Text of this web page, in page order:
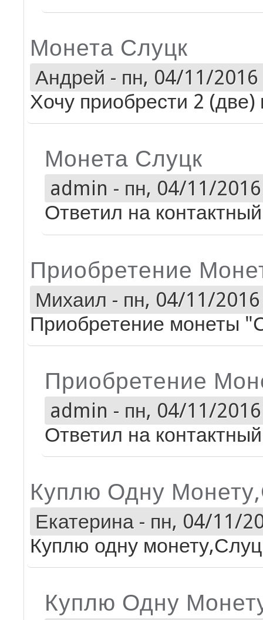
Монета Слуцк
Андрей - пн, 04/11/2016
Хочу приобрести 2
Монета Слуцк
admin - пн, 04/11/
Ответил на
Приобретение
Михаил - пн, 04/11/
Приобретение монеты
Приобретение
admin - пн, 04/11/
Ответил на
Куплю Одну
Екатерина - пн, 04/11/
Куплю одну
Куплю Одну